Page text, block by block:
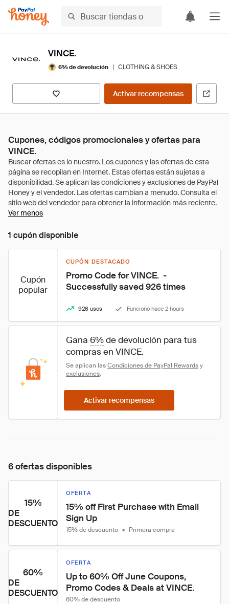
VINCE.
6% de devolución | CLOTHING & SHOES
Activar recompensas
Cupones, códigos promocionales y ofertas para
VINCE.
Ver menos
1 cupón disponible
Cupón
popular
CUPÓN DESTACADO
Promo Code for VINCE.  -
Successfully saved 926 times
926 usos Funcionó hace 2 hours
Gana 6% de devolución para tus
compras en VINCE.
Se aplican las Condiciones de PayPal Rewards y
exclusiones.
Activar recompensas
6 ofertas disponibles
15%
DE
DESCUENTO
OFERTA
15% off First Purchase with Email
Sign Up
15% de descuento • Primera compra
60%
DE
DESCUENTO
OFERTA
Up to 60% Off June Coupons,
Promo Codes & Deals at VINCE.
60% de descuento